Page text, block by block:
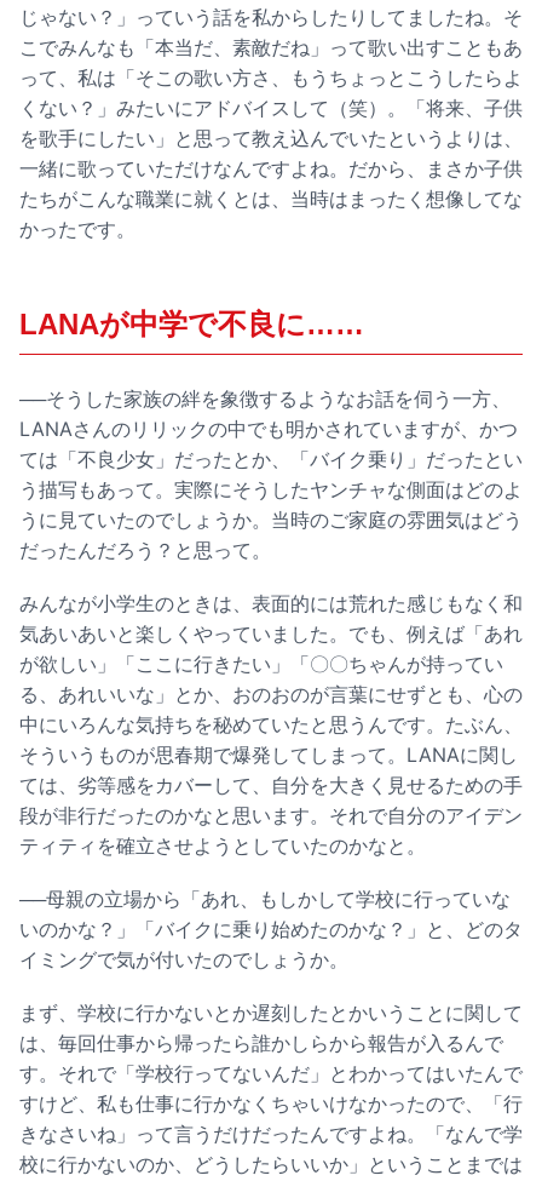
じゃない？」っていう話を私からしたりしてましたね。そ
こでみんなも「本当だ、素敵だね」って歌い出すこともあ
って、私は「そこの歌い方さ、もうちょっとこうしたらよ
くない？」みたいにアドバイスして（笑）。「将来、子供
を歌手にしたい」と思って教え込んでいたというよりは、
一緒に歌っていただけなんですよね。だから、まさか子供
たちがこんな職業に就くとは、当時はまったく想像してな
かったです。
LANAが中学で不良に……
──そうした家族の絆を象徴するようなお話を伺う一方、
LANAさんのリリックの中でも明かされていますが、かつ
ては「不良少女」だったとか、「バイク乗り」だったとい
う描写もあって。実際にそうしたヤンチャな側面はどのよ
うに見ていたのでしょうか。当時のご家庭の雰囲気はどう
だったんだろう？と思って。
みんなが小学生のときは、表面的には荒れた感じもなく和
気あいあいと楽しくやっていました。でも、例えば「あれ
が欲しい」「ここに行きたい」「〇〇ちゃんが持ってい
る、あれいいな」とか、おのおのが言葉にせずとも、心の
中にいろんな気持ちを秘めていたと思うんです。たぶん、
そういうものが思春期で爆発してしまって。LANAに関し
ては、劣等感をカバーして、自分を大きく見せるための手
段が非行だったのかなと思います。それで自分のアイデン
ティティを確立させようとしていたのかなと。
──母親の立場から「あれ、もしかして学校に行っていな
いのかな？」「バイクに乗り始めたのかな？」と、どのタ
イミングで気が付いたのでしょうか。
まず、学校に行かないとか遅刻したとかいうことに関して
は、毎回仕事から帰ったら誰かしらから報告が入るんで
す。それで「学校行ってないんだ」とわかってはいたんで
すけど、私も仕事に行かなくちゃいけなかったので、「行
きなさいね」って言うだけだったんですよね。「なんで学
校に行かないのか、どうしたらいいか」ということまでは